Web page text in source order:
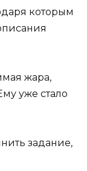
которым
жара,
уже стало
задание,